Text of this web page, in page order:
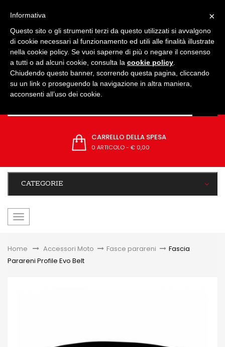
CARRELLO DELLA SPESA
0 ARTICOLO- € 0,00
CATEGORIE
navigazione
Home &gt;Accessori Moto > Fasce parareni > Fascia
Parareni Profile Evo Belt
×
Informativa
Questo sito o gli strumenti terzi da questo utilizzati si avvalgono
di cookie necessari al funzionamento ed utili alle finalità illustrate
nella cookie policy. Se vuoi saperne di più o negare il consenso
a tutti o ad alcuni cookie, consulta la cookie policy
Chiudendo questo banner, scorrendo questa pagina, cliccando
su un link o proseguendo la navigazione in altra maniera,
acconsenti all’uso dei cookie.